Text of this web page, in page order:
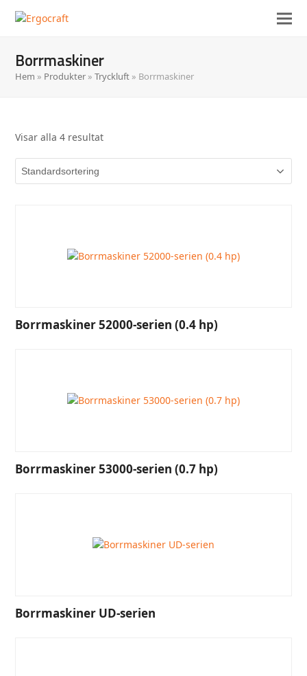
Borrmaskiner
Hem » Produkter »Tryckluft » Borrmaskiner
Visar alla 4 resultat
Borrmaskiner 52000-serien (0.4 hp)
Borrmaskiner 53000-serien (0.7 hp)
Borrmaskiner UD-serien